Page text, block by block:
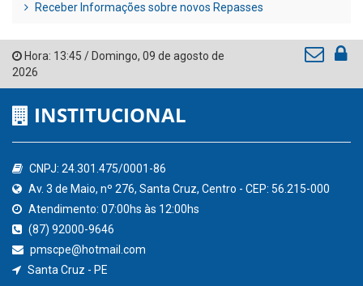
Receber Informações sobre novos Repasses
Hora: 13:45 / Domingo, 09 de agosto de
2026
INSTITUCIONAL
CNPJ: 24.301.475/0001-86
Av. 3 de Maio, nº 276, Santa Cruz, Centro - CEP: 56.215-000
Atendimento: 07:00hs às 12:00hs
(87) 92000-9646
pmscpe@hotmail.com
Santa Cruz - PE